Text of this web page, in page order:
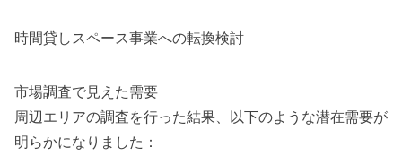
時間貸しスペース事業への転換検討
市場調査で見えた需要
周辺エリアの調査を行った結果、以下のような潜在需要が
明らかになりました：